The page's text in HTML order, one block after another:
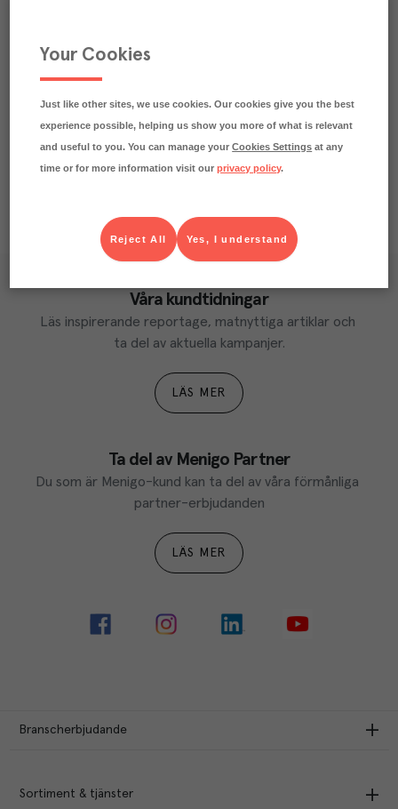
utsläppen av 1.4 kg koldioxid.
Våra kundtidningar
Läs inspirerande reportage, matnyttiga artiklar och
ta del av aktuella kampanjer.
LÄS MER
Ta del av Menigo Partner
Du som är Menigo-kund kan ta del av våra förmånliga
partner-erbjudanden
LÄS MER
Branscherbjudande
Sortiment & tjänster
Your Cookies
Just like other sites, we use cookies. Our cookies give you the best
experience possible, helping us show you more of what is relevant
and useful to you. You can manage yourCookies Settings at any
time or for more information visit ourprivacy policy.
Yes, I understand
Reject All